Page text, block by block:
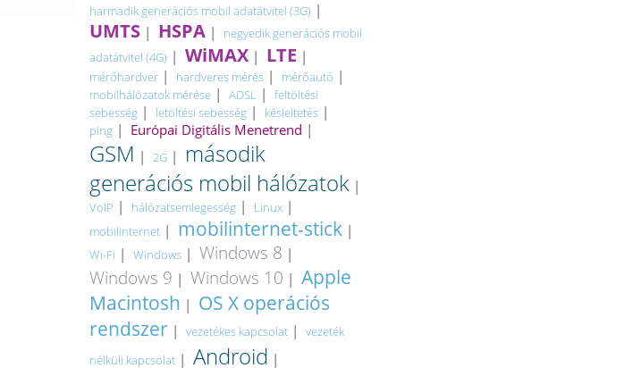
harmadik generációs mobil adatátvitel (3G) |
UMTS | HSPA |
negyedik generációs mobil
adatátvitel (4G) | WiMAX | LTE |
mérőhardver | hardveres mérés | mérőautó |
mobilhálózatok mérése | ADSL | feltöltési
sebesség | letöltési sebesség | késleltetés |
ping | Európai Digitális Menetrend |
GSM | 2G | második
generációs mobil hálózatok |
VoIP | hálózatsemlegesség | Linux |
mobilinternet | mobilinternet-stick |
Wi-Fi | Windows | Windows 8 |
Windows 9 | Windows 10 | Apple
Macintosh | OS X operációs
rendszer | vezetékes kapcsolat | vezeték
nélküli kapcsolat | Android |